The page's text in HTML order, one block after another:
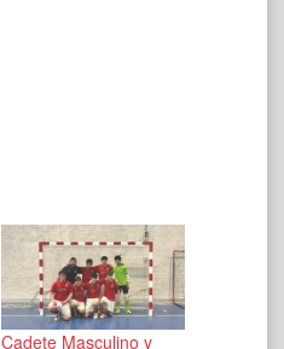
Cadete Masculino y